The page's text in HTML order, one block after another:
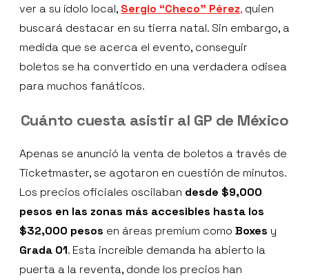
ver a su ídolo local, Sergio “Checo” Pérez, quien
buscará destacar en su tierra natal. Sin embargo, a
medida que se acerca el evento, conseguir
boletos se ha convertido en una verdadera odisea
para muchos fanáticos.
Cuánto cuesta asistir al GP de México
Apenas se anunció la venta de boletos a través de
Ticketmaster, se agotaron en cuestión de minutos.
Los precios oficiales oscilaban desde $9,000
pesos en las zonas más accesibles hasta los
$32,000 pesos en áreas premium como Boxes y
Grada 01. Esta increíble demanda ha abierto la
puerta a la reventa, donde los precios han